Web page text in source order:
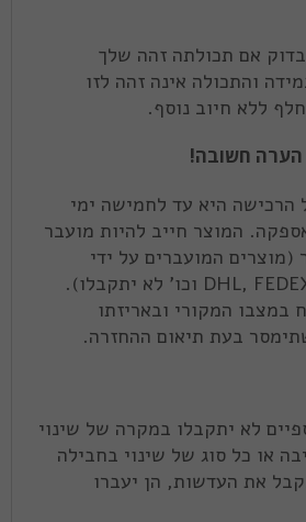
אם תכולתה זהה שלך
והתכולה אינה זהה לזו
ללא חיוב נוסף.
הערה חשובה!
הרכישה היא עד לחמישה ימי
המוצר חייב להיות מועבר
(מוצרים המועברים על ידי
שירותים כ-DHL, FEDEX, UPS וכו' לא יתקבלו).
במצבו המקורי ובאריזתו
בעת תיאום ההחזרה.
לא יתקבלו במקרה של שינוי
או כל סוג של שינוי בחבילה
את העדשות, הן יעברו